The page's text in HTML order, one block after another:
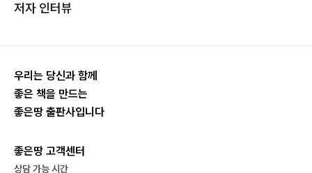
저자 인터뷰
우리는 당신과 함께
좋은 책을 만드는
좋은땅 출판사입니다
좋은땅 고객센터
상담 가능 시간